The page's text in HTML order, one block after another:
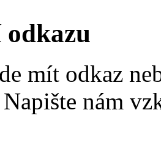
mít odkaz
nám